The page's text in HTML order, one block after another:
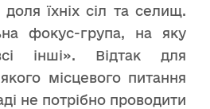
їхніх сіл та селищ.
фокус-група, на яку
інші». Відтак для
місцевого питання
не потрібно проводити